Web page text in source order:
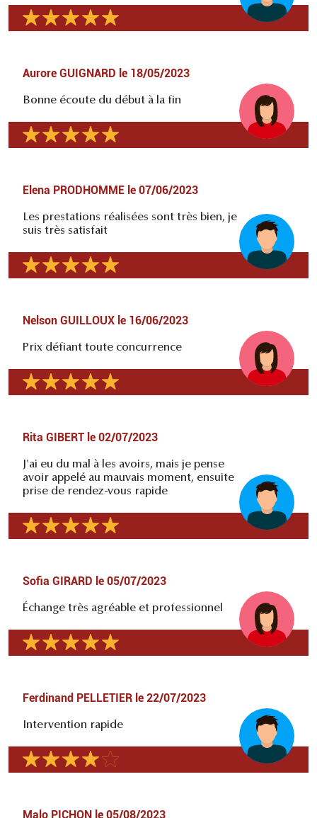
Aurore GUIGNARD le 18/05/2023
Bonne écoute du début à la fin
Elena PRODHOMME le 07/06/2023
Les prestations réalisées sont très bien, je
suis très satisfait
Nelson GUILLOUX le 16/06/2023
Prix défiant toute concurrence
Rita GIBERT le 02/07/2023
J'ai eu du mal à les avoirs, mais je pense
avoir appelé au mauvais moment, ensuite
prise de rendez-vous rapide
Sofia GIRARD le 05/07/2023
Échange très agréable et professionnel
Ferdinand PELLETIER le 22/07/2023
Intervention rapide
Malo PICHON le 05/08/2023